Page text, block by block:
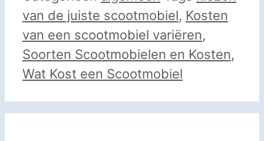
van de juiste scootmobiel, Kosten
van een scootmobiel variëren,
Soorten Scootmobielen en Kosten,
Wat Kost een Scootmobiel